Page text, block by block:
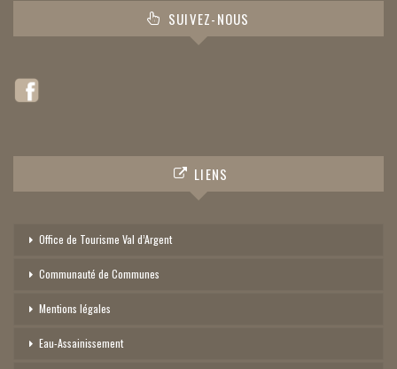
SUIVEZ-NOUS
LIENS
Office de Tourisme Val d’Argent
Communauté de Communes
Mentions légales
Eau-Assainissement